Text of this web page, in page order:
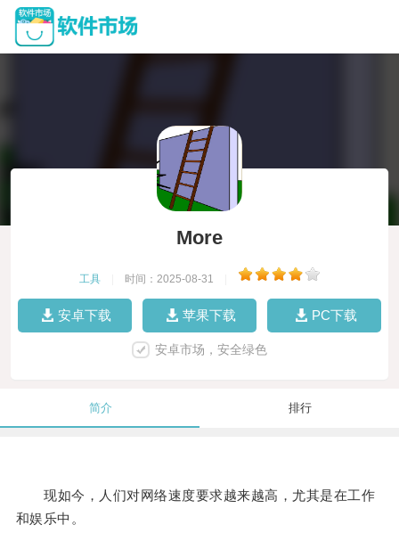
More
工具 时间：2025-08-31
安卓下载 苹果下载 PC下载
安卓市场，安全绿色
简介 排行
现如今，人们对网络速度要求越来越高，尤其是在工作
和娱乐中。